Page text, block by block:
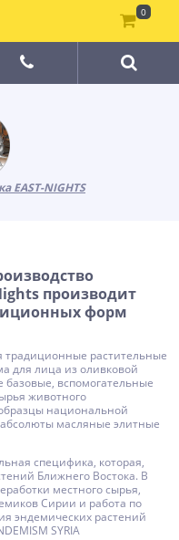
EAST-NIGHTS
производит
форм
традиционные растительные
для лица из оливковой
вспомогательные
животного
национальной
масляные элитные
специфика, которая,
Ближнего Востока. В
местного сырья,
Сирии и работа по
эндемических растений
SYRIA
0